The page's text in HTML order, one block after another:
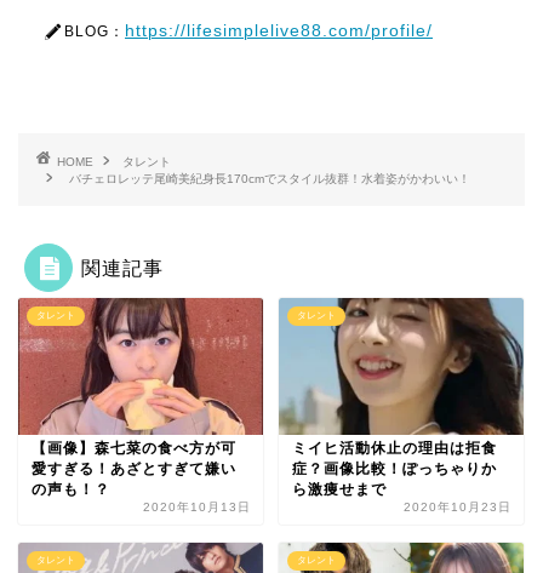
BLOG： https://lifesimplelive88.com/profile/
HOME
タレント
バチェロレッテ尾崎美紀身長170cmでスタイル抜群！水着姿がかわいい！
関連記事
タレント
【画像】森七菜の食べ方が可
愛すぎる！あざとすぎて嫌い
の声も！？
2020年10月13日
タレント
ミイヒ活動休止の理由は拒食
症？画像比較！ぽっちゃりか
ら激痩せまで
2020年10月23日
タレント タレント